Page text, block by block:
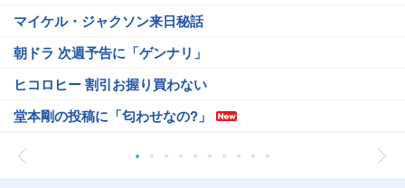
マイケル・ジャクソン来日秘話
朝ドラ 次週予告に「ゲンナリ」
ヒコロヒー 割引お握り買わない
堂本剛の投稿に「匂わせなの?」